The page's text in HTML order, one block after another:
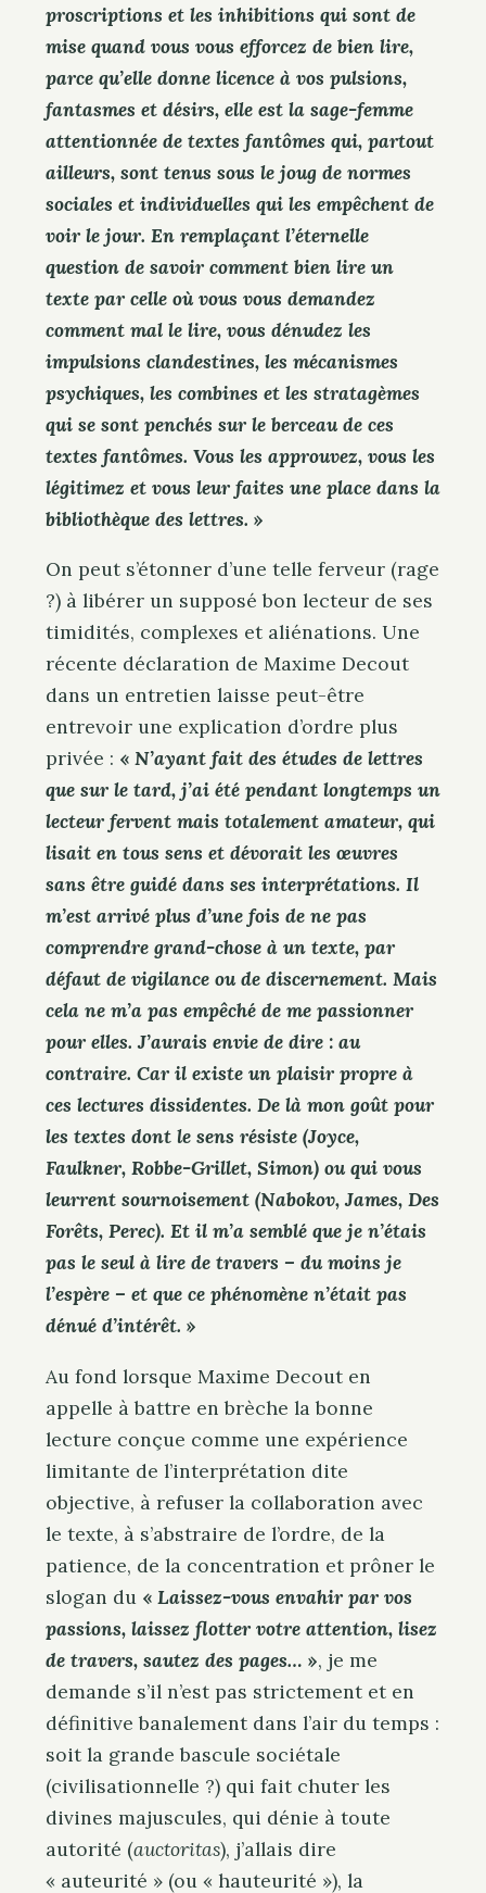
proscriptions et les inhibitions qui sont de
mise quand vous vous efforcez de bien lire,
parce qu’elle donne licence à vos pulsions,
fantasmes et désirs, elle est la sage-femme
attentionnée de textes fantômes qui, partout
ailleurs, sont tenus sous le joug de normes
sociales et individuelles qui les empêchent de
voir le jour. En remplaçant l’éternelle
question de savoir comment bien lire un
texte par celle où vous vous demandez
comment mal le lire, vous dénudez les
impulsions clandestines, les mécanismes
psychiques, les combines et les stratagèmes
qui se sont penchés sur le berceau de ces
textes fantômes. Vous les approuvez, vous les
légitimez et vous leur faites une place dans la
bibliothèque des lettres. »
On peut s’étonner d’une telle ferveur (rage
?) à libérer un supposé bon lecteur de ses
timidités, complexes et aliénations. Une
récente déclaration de Maxime Decout
dans un entretien laisse peut-être
entrevoir une explication d’ordre plus
privée : « N’ayant fait des études de lettres
que sur le tard, j’ai été pendant longtemps un
lecteur fervent mais totalement amateur, qui
lisait en tous sens et dévorait les œuvres
sans être guidé dans ses interprétations. Il
m’est arrivé plus d’une fois de ne pas
comprendre grand-chose à un texte, par
défaut de vigilance ou de discernement. Mais
cela ne m’a pas empêché de me passionner
pour elles. J’aurais envie de dire : au
contraire. Car il existe un plaisir propre à
ces lectures dissidentes. De là mon goût pour
les textes dont le sens résiste (Joyce,
Faulkner, Robbe-Grillet, Simon) ou qui vous
leurrent sournoisement (Nabokov, James, Des
Forêts, Perec). Et il m’a semblé que je n’étais
pas le seul à lire de travers – du moins je
l’espère – et que ce phénomène n’était pas
dénué d’intérêt. »
Au fond lorsque Maxime Decout en
appelle à battre en brèche la bonne
lecture conçue comme une expérience
limitante de l’interprétation dite
objective, à refuser la collaboration avec
le texte, à s’abstraire de l’ordre, de la
patience, de la concentration et prôner le
slogan du « Laissez-vous envahir par vos
passions, laissez flotter votre attention, lisez
de travers, sautez des pages… », je me
demande s’il n’est pas strictement et en
définitive banalement dans l’air du temps :
soit la grande bascule sociétale
(civilisationnelle ?) qui fait chuter les
divines majuscules, qui dénie à toute
autorité (auctoritas), j’allais dire
« auteurité » (ou « hauteurité »), la